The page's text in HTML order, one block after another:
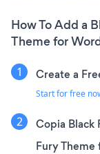
How To Add a
Theme for
Create a
Start for free
Copia Black
Fury Theme